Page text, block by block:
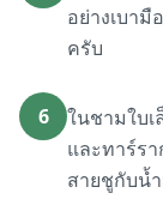
อย่างเบา
ครับ
6
ในชามใบ
และทาร์ร
สายชูกับน้